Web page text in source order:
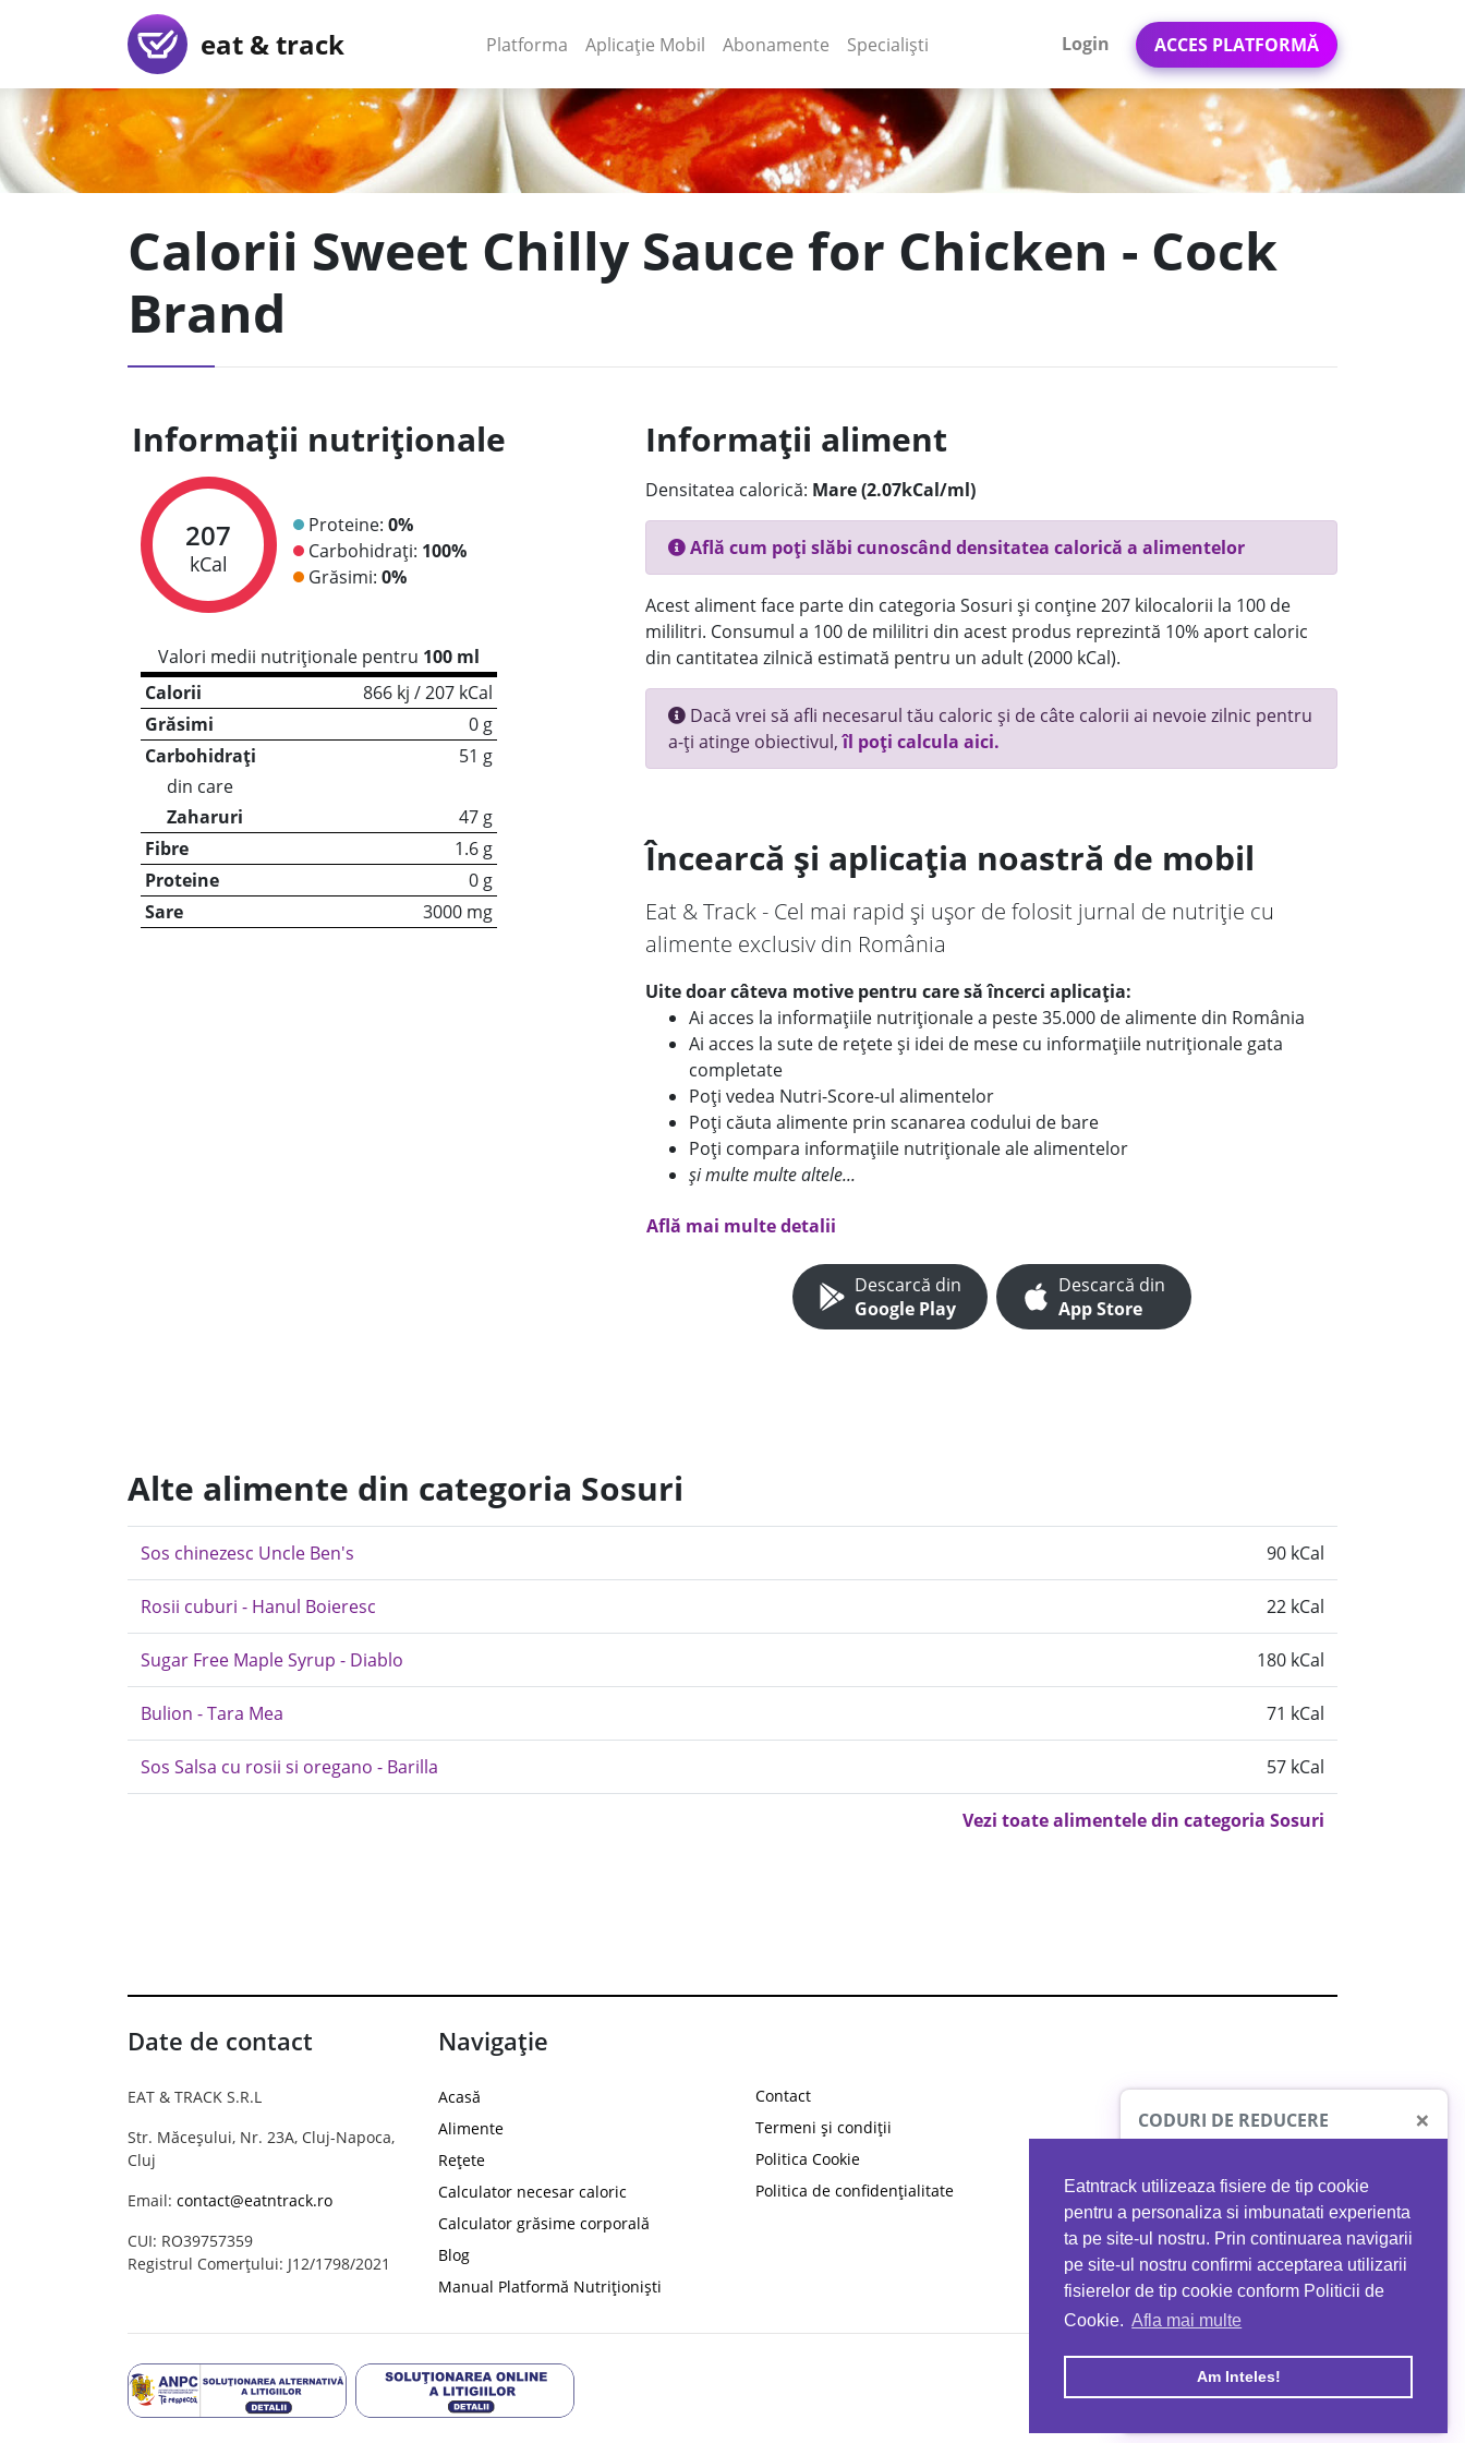
Eatntrack utilizeaza fisiere de tip cookie
pentru a personaliza si imbunatati experienta
ta pe site-ul nostru. Prin continuarea navigarii
pe site-ul nostru confirmi acceptarea utilizarii
fisierelor de tip cookie conform Politicii de
Cookie. Afla mai multe
Am Inteles!
eat & track Platforma (current)
Aplicație Mobil (current)
Abonamente Specialiști Login ACCES PLATFORMĂ
Calorii Sweet Chilly Sauce for Chicken - Cock
Brand
Informații nutriționale
207
kCal
Proteine: 0%
Carbohidrați: 100%
Grăsimi: 0%
Valori medii nutriționale pentru 100 ml
Calorii
866 kj / 207 kCal
Grăsimi
0 g
Carbohidrați
51 g
din care
Zaharuri
47 g
Fibre
1.6 g
Proteine
0 g
Sare
3000 mg
Informații aliment
Densitatea calorică: Mare (2.07kCal/ml)
Află cum poți slăbi cunoscând densitatea calorică a alimentelor
Acest aliment face parte din categoria Sosuri și conține 207 kilocalorii la 100 de
mililitri. Consumul a 100 de mililitri din acest produs reprezintă 10% aport caloric
din cantitatea zilnică estimată pentru un adult (2000 kCal).
Dacă vrei să afli necesarul tău caloric și de câte calorii ai nevoie zilnic pentru
a-ți atinge obiectivul,îl poți calcula aici.
Încearcă și aplicația noastră de mobil
Eat & Track - Cel mai rapid și ușor de folosit jurnal de nutriție cu
alimente exclusiv din România
Uite doar câteva motive pentru care să încerci aplicația:
Ai acces la informațiile nutriționale a peste 35.000 de alimente din România
Ai acces la sute de rețete și idei de mese cu informațiile nutriționale gata
completate
Poți vedea Nutri-Score-ul alimentelor
Poți căuta alimente prin scanarea codului de bare
Poți compara informațiile nutriționale ale alimentelor
și multe multe altele...
Află mai multe detalii
Descarcă din
Google Play
Descarcă din
App Store
Alte alimente din categoria Sosuri
Sos chinezesc Uncle Ben's 90 kCal
Rosii cuburi - Hanul Boieresc 22 kCal
Sugar Free Maple Syrup - Diablo 180 kCal
Bulion - Tara Mea 71 kCal
Sos Salsa cu rosii si oregano - Barilla 57 kCal
Vezi toate alimentele din categoria Sosuri
Date de contact
EAT & TRACK S.R.L
Str. Măceșului, Nr. 23A, Cluj-Napoca,
Cluj
Email: contact@eatntrack.ro
CUI: RO39757359
Registrul Comerțului: J12/1798/2021
Navigație
Acasă
Alimente
Rețete
Calculator necesar caloric
Calculator grăsime corporală
Blog
Manual Platformă Nutriționiști
Contact
Termeni și condiții
Politica Cookie
Politica de confidențialitate
CODURI DE REDUCERE ×
PROTO41
reducere la orice comandă
EATNTRACK
MYPROTEIN
Ai40%reducere la orice comandă
folosind codul EATTRACK